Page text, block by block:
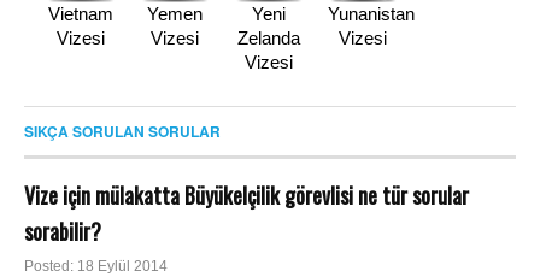
Vietnam
Vizesi
Yemen
Vizesi
Yeni
Zelanda
Vizesi
Yunanistan
Vizesi
SIKÇA SORULAN SORULAR
Vize için mülakatta Büyükelçilik görevlisi ne tür sorular
sorabilir?
Posted: 18 Eylül 2014